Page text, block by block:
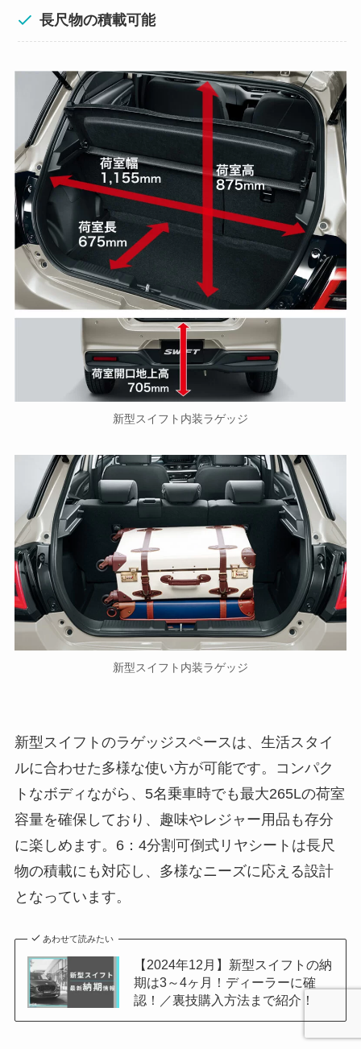
長尺物の積載可能
新型スイフト内装ラゲッジ
新型スイフト内装ラゲッジ
新型スイフトのラゲッジスペースは、生活スタイ
ルに合わせた多様な使い方が可能です。コンパク
トなボディながら、5名乗車時でも最大265Lの荷室
容量を確保しており、趣味やレジャー用品も存分
に楽しめます。6：4分割可倒式リヤシートは長尺
物の積載にも対応し、多様なニーズに応える設計
となっています。
あわせて読みたい
【2024年12月】新型スイフトの納
期は3～4ヶ月！ディーラーに確
認！／裏技購入方法まで紹介！